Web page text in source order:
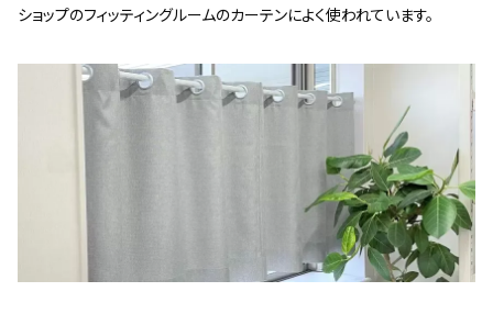
ショップのフィッティングルームのカーテンによく使われています。